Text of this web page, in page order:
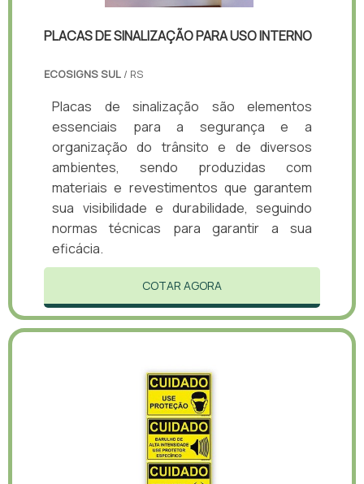
PLACAS DE SINALIZAÇÃO PARA USO INTERNO
ECOSIGNS SUL / RS
Placas de sinalização são elementos
essenciais para a segurança e a
organização do trânsito e de diversos
ambientes, sendo produzidas com
materiais e revestimentos que garantem
sua visibilidade e durabilidade, seguindo
normas técnicas para garantir a sua
eficácia.
COTAR AGORA